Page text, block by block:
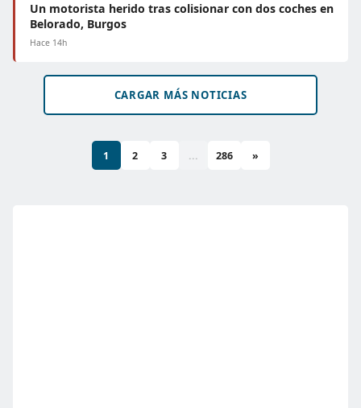
Un motorista herido tras colisionar con dos coches en
Belorado, Burgos
Hace 14h
CARGAR MÁS NOTICIAS
1 2 3 ... 286 »